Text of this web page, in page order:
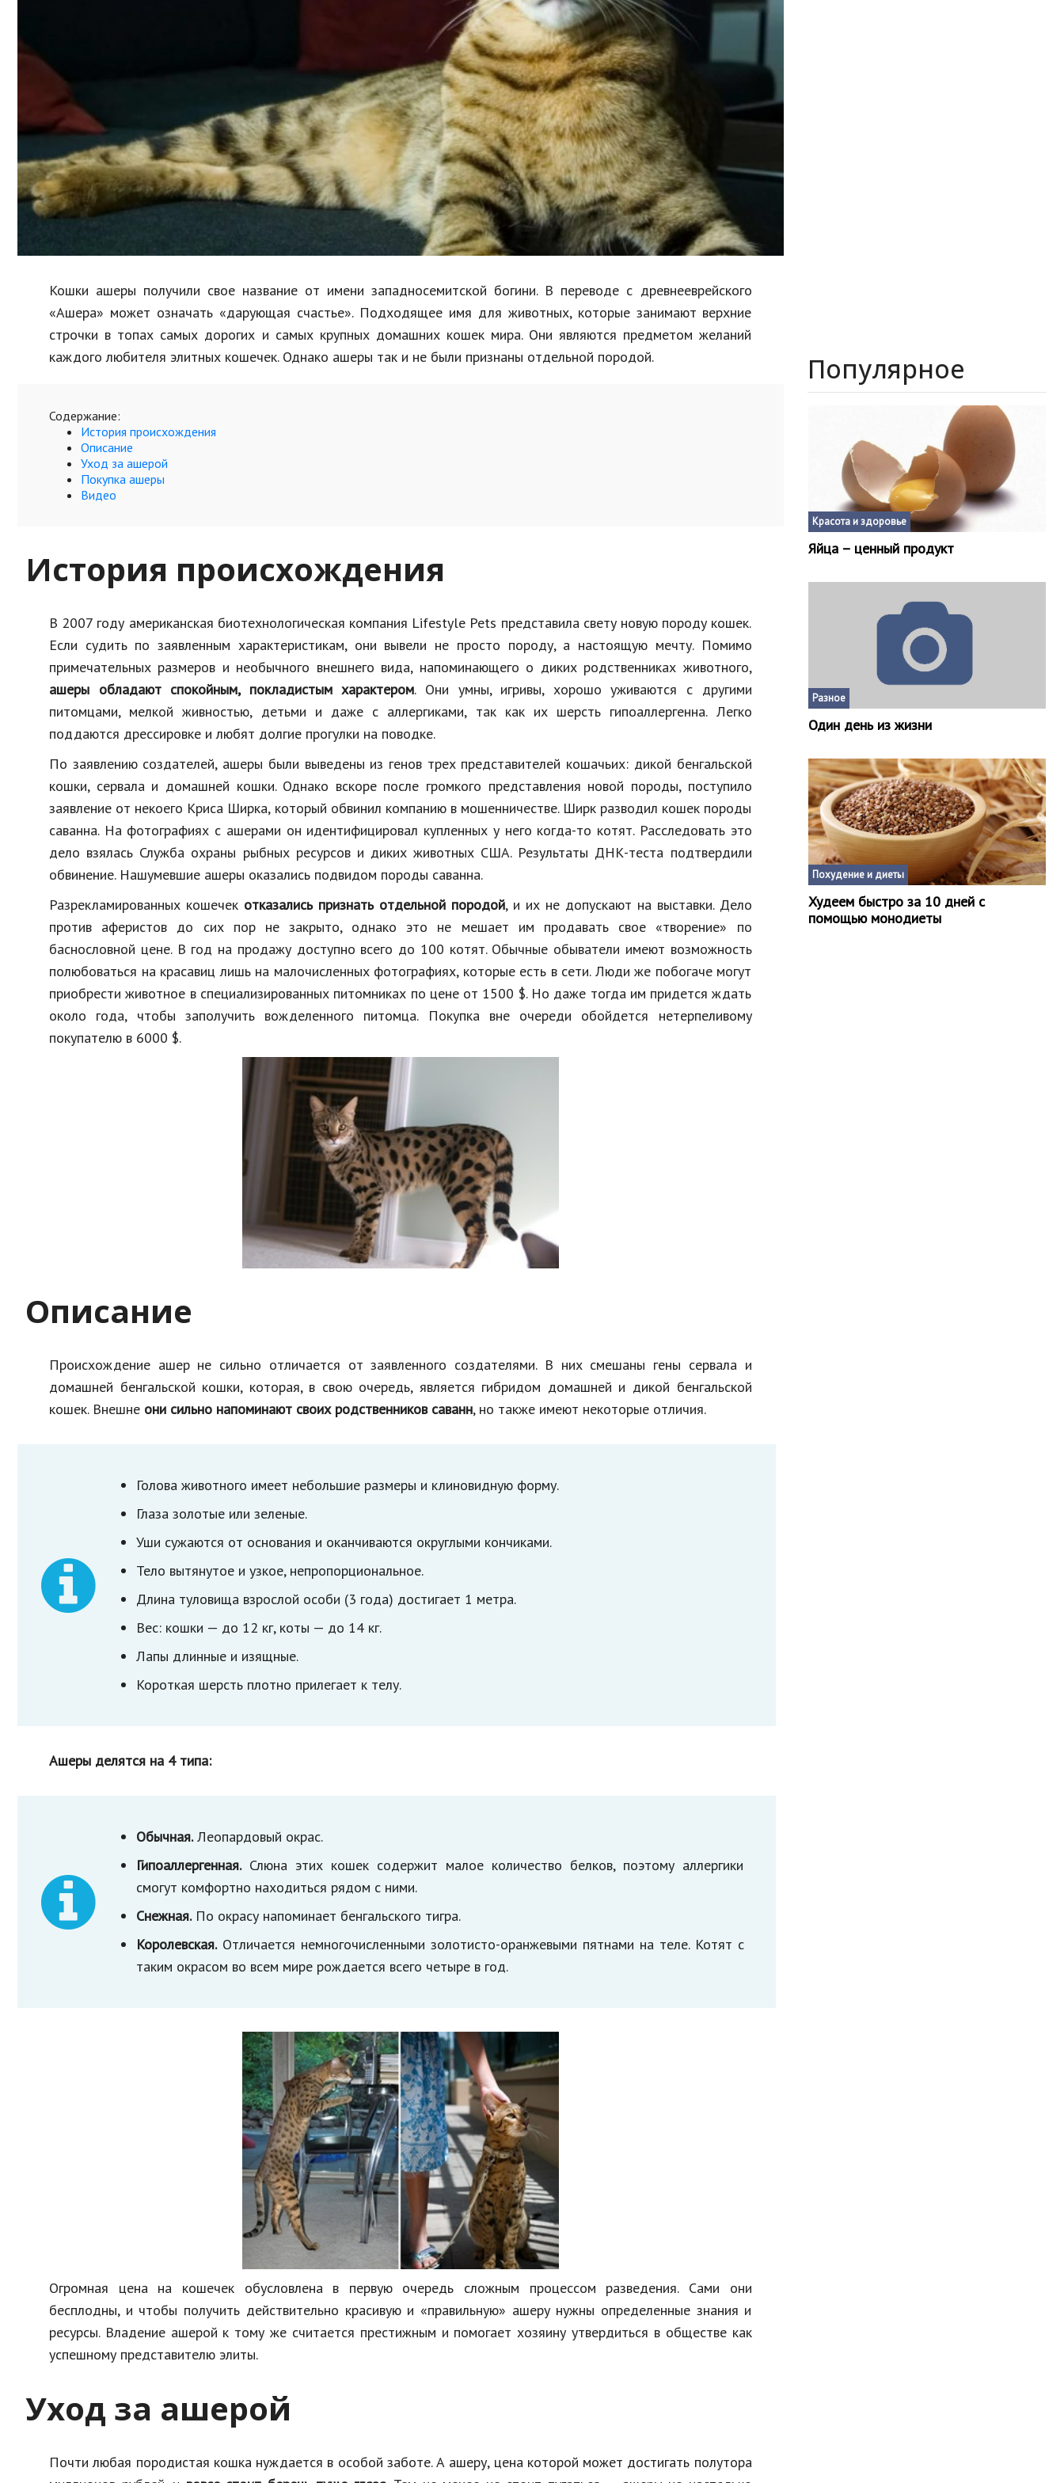
Культура
Авто, мото
Спорт
Знаменитости
Недвижимость
Спорт и фитнес
Психология и отношения
Творчество и рукоделие
Разное
Работа и бизнес
Животные
Еда и напитки
Мода и стиль
Хобби и развлечения
Финансы
Природа
Образование
Наука и технологии
Кошки ашеры получили свое название от имени западносемитской богини. В переводе с древнееврейского
«Ашера» может означать «дарующая счастье». Подходящее имя для животных, которые занимают верхние
строчки в топах самых дорогих и самых крупных домашних кошек мира. Они являются предметом желаний
каждого любителя элитных кошечек. Однако ашеры так и не были признаны отдельной породой.
Содержание:
История происхождения
Описание
Уход за ашерой
Покупка ашеры
Видео
История происхождения
В 2007 году американская биотехнологическая компания Lifestyle Pets представила свету новую породу кошек.
Если судить по заявленным характеристикам, они вывели не просто породу, а настоящую мечту. Помимо
примечательных размеров и необычного внешнего вида, напоминающего о диких родственниках животного,
ашеры обладают спокойным, покладистым характером. Они умны, игривы, хорошо уживаются с другими
питомцами, мелкой живностью, детьми и даже с аллергиками, так как их шерсть гипоаллергенна. Легко
поддаются дрессировке и любят долгие прогулки на поводке.
По заявлению создателей, ашеры были выведены из генов трех представителей кошачьих: дикой бенгальской
кошки, сервала и домашней кошки. Однако вскоре после громкого представления новой породы, поступило
заявление от некоего Криса Ширка, который обвинил компанию в мошенничестве. Ширк разводил кошек породы
саванна. На фотографиях с ашерами он идентифицировал купленных у него когда-то котят. Расследовать это
дело взялась Служба охраны рыбных ресурсов и диких животных США. Результаты ДНК-теста подтвердили
обвинение. Нашумевшие ашеры оказались подвидом породы саванна.
Разрекламированных кошечек отказались признать отдельной породой, и их не допускают на выставки. Дело
против аферистов до сих пор не закрыто, однако это не мешает им продавать свое «творение» по
баснословной цене. В год на продажу доступно всего до 100 котят. Обычные обыватели имеют возможность
полюбоваться на красавиц лишь на малочисленных фотографиях, которые есть в сети. Люди же побогаче могут
приобрести животное в специализированных питомниках по цене от 1500 $. Но даже тогда им придется ждать
около года, чтобы заполучить вожделенного питомца. Покупка вне очереди обойдется нетерпеливому
покупателю в 6000 $.
Описание
Происхождение ашер не сильно отличается от заявленного создателями. В них смешаны гены сервала и
домашней бенгальской кошки, которая, в свою очередь, является гибридом домашней и дикой бенгальской
кошек. Внешне они сильно напоминают своих родственников саванн, но также имеют некоторые отличия.
Голова животного имеет небольшие размеры и клиновидную форму.
Глаза золотые или зеленые.
Уши сужаются от основания и оканчиваются округлыми кончиками.
Тело вытянутое и узкое, непропорциональное.
Длина туловища взрослой особи (3 года) достигает 1 метра.
Вес: кошки — до 12 кг, коты — до 14 кг.
Лапы длинные и изящные.
Короткая шерсть плотно прилегает к телу.
Ашеры делятся на 4 типа:
Обычная.Леопардовый окрас.
Гипоаллергенная.Слюна этих кошек содержит малое количество белков, поэтому аллергики
смогут комфортно находиться рядом с ними.
Снежная.По окрасу напоминает бенгальского тигра.
Королевская.Отличается немногочисленными золотисто-оранжевыми пятнами на теле. Котят с
таким окрасом во всем мире рождается всего четыре в год.
Огромная цена на кошечек обусловлена в первую очередь сложным процессом разведения. Сами они
бесплодны, и чтобы получить действительно красивую и «правильную» ашеру нужны определенные знания и
ресурсы. Владение ашерой к тому же считается престижным и помогает хозяину утвердиться в обществе как
успешному представителю элиты.
Уход за ашерой
Почти любая породистая кошка нуждается в особой заботе. А ашеру, цена которой может достигать полутора
Популярное
Красота и здоровье
Яйца – ценный продукт
Разное
Один день из жизни
Похудение и диеты
Худеем быстро за 10 дней с
помощью монодиеты